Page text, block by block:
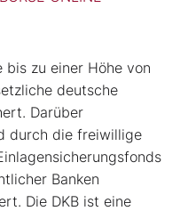
bis zu einer Höhe von
deutsche
Darüber
durch die freiwillige
Banken
Die DKB ist eine